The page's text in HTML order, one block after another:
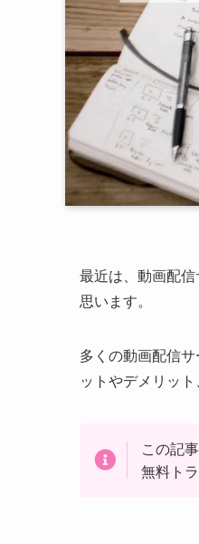
最近は、動画配
思います。
多くの動画配信
ットやデメリッ
この記
無料ト